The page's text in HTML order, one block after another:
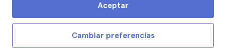
La Calzada del Gigante | ©Bea y Fredi
Cambiar preferencias
Aceptar